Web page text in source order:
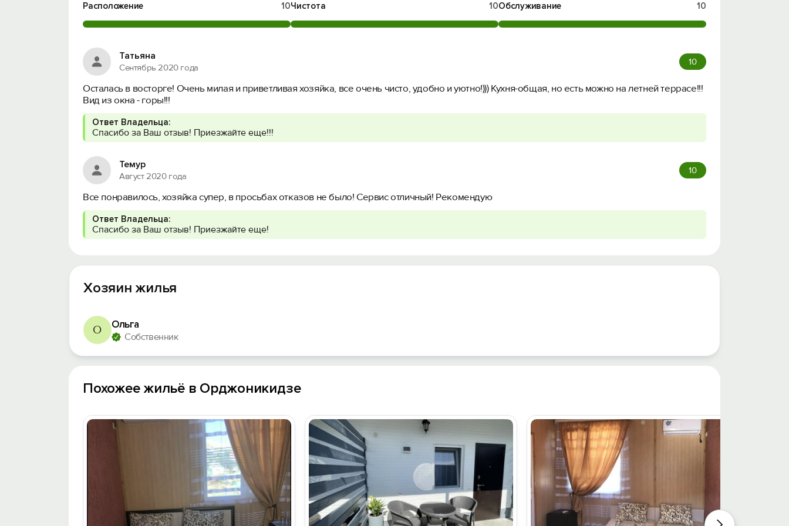
Расположение 10Чистота 10Обслуживание 10
Татьяна
Сентябрь 2020 года
10
Осталась в восторге! Очень милая и приветливая хозяйка, все очень чисто, удобно и уютно!))) Кухня-общая, но есть можно на летней террасе!!!
Вид из окна - горы!!!
Ответ Владельца:
Спасибо за Ваш отзыв! Приезжайте еще!!!
Темур
Август 2020 года
10
Все понравилось, хозяйка супер, в просьбах отказов не было! Сервис отличный! Рекомендую
Ответ Владельца:
Спасибо за Ваш отзыв! Приезжайте еще!
Хозяин жилья
О Ольга
Собственник
Похожее жильё в Орджоникидзе